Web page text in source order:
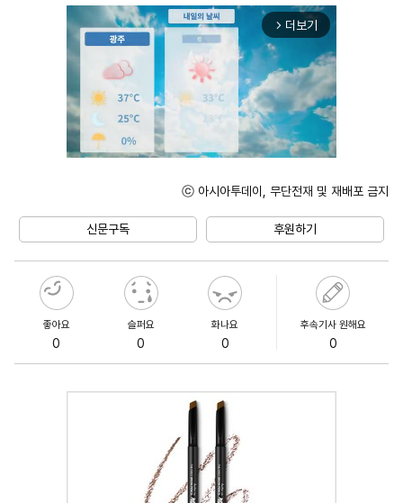
arrow_forward_ios 더보기
ⓒ 아시아투데이, 무단전재 및 재배포 금지
신문구독 후원하기
좋아요
0
슬퍼요
0
화나요
0
후속기사 원해요
0